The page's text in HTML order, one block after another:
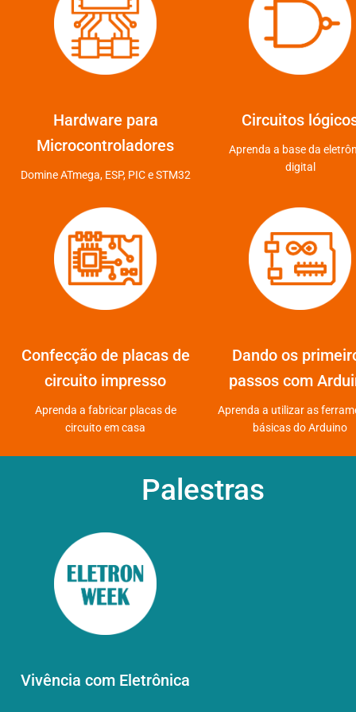
Hardware para
Microcontroladores
Domine ATmega, ESP, PIC e STM32
Circuitos
Aprenda a base da
digital
Confecção de placas de
circuito impresso
Aprenda a fabricar placas de
circuito em casa
Dando os
passos com
Aprenda a utilizar as
básicas do Arduino
Palestras
Vivência com Eletrônica